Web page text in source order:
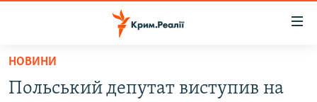
Перейти
основного
НОВИНИ
Польський депутат виступив на